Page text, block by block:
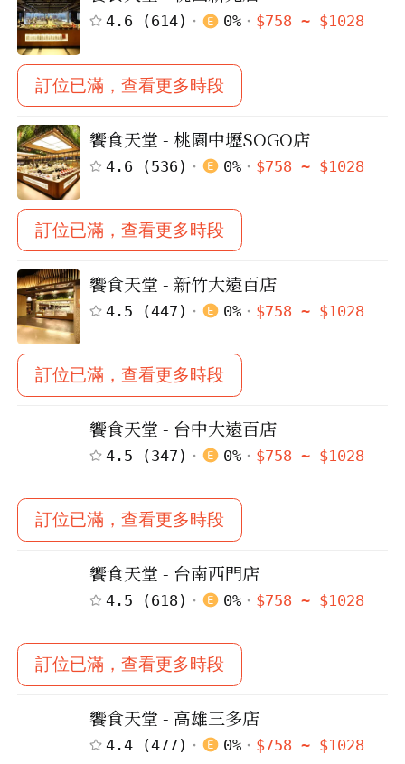
4.6 (614) 0% $758 ~ $1028
訂位已滿，查看更多時段
饗食天堂 - 桃園中壢SOGO店
4.6 (536 ) 0% $758 ~ $1028
訂位已滿，查看更多時段
饗食天堂 - 新竹大遠百店
4.5 (447 ) 0% $758 ~ $1028
訂位已滿，查看更多時段
饗食天堂 - 台中大遠百店
4.5 (347 ) 0% $758 ~ $1028
訂位已滿，查看更多時段
饗食天堂 - 台南西門店
4.5 (618) 0% $758 ~ $1028
訂位已滿，查看更多時段
饗食天堂 - 高雄三多店
4.4 (477 ) 0% $758 ~ $1028